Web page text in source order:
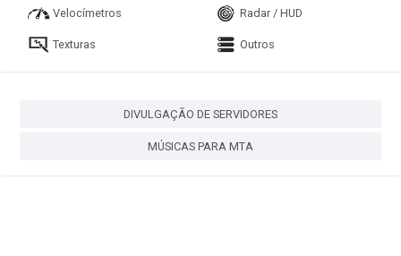
Velocímetros Radar / HUD
Texturas Outros
DIVULGAÇÃO DE SERVIDORES
MÚSICAS PARA MTA